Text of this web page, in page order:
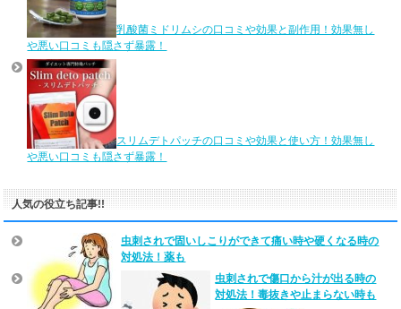
乳酸菌ミドリムシの口コミや効果と副作用！効果無し
や悪い口コミも隠さず暴露！
スリムデトパッチの口コミや効果と使い方！効果無し
や悪い口コミも隠さず暴露！
人気の役立ち記事!!
虫刺されで固いしこりができて痛い時や硬くなる時の
対処法！薬も
虫刺されで傷口から汁が出る時の
対処法！毒抜きや止まらない時も